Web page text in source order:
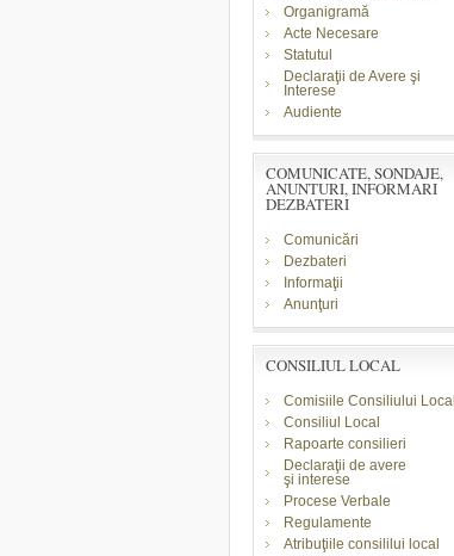
Organigramă
Acte Necesare
Statutul
Declaraţii de Avere şi
Interese
Audiente
COMUNICATE, SONDAJE,
ANUNTURI, INFORMARI
DEZBATERI
Comunicări
Dezbateri
Informaţii
Anunţuri
CONSILIUL LOCAL
Comisiile Consiliului Local
Consiliul Local
Rapoarte consilieri
Declaraţii de avere
şi interese
Procese Verbale
Regulamente
Atribuţiile consililui local